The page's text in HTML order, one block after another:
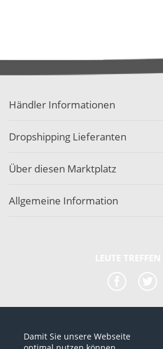
Händler Informationen
Dropshipping Lieferanten
Über diesen Marktplatz
Allgemeine Information
*alle Preise sind netto Preise
Damit Sie unsere Webseite